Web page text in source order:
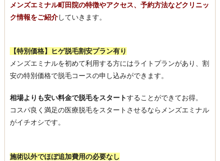
メンズエミナル町田院の特徴やアクセス、予約方法などクリニッ
ク情報をご紹介していきます。
【特別価格】ヒゲ脱毛割安プラン有り
メンズエミナルを初めて利用する方にはライトプランがあり、割
安の特別価格で脱毛コースの申し込みができます。
相場よりも安い料金で脱毛をスタートすることができてお得。
コスパ良く満足の医療脱毛をスタートさせるならメンズエミナル
がイチオシです。
施術以外でほぼ追加費用の必要なし